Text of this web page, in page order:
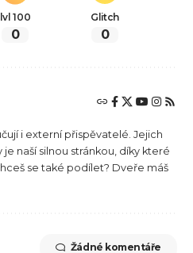
lvl 100
0
Glitch
0
i externí přispěvatelé. Jejich
naší silnou stránkou, díky které
se také podílet? Dveře máš
Žádné komentáře